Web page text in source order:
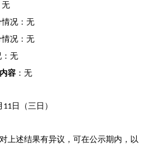
无
况：无
况：无
：无
容 ：无
11 日（三日）
上述结果有异议，可在公示期内，以